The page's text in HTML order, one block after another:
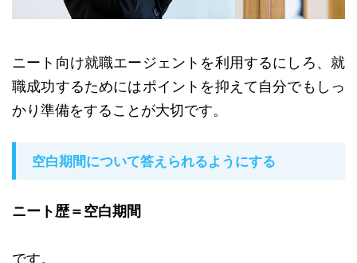
ニート向け就職エージェントを利用するにしろ、就
職成功するためにはポイントを抑えて自分でもしっ
かり準備をすることが大切です。
空白期間について答えられるようにする
ニート歴＝空白期間
です。